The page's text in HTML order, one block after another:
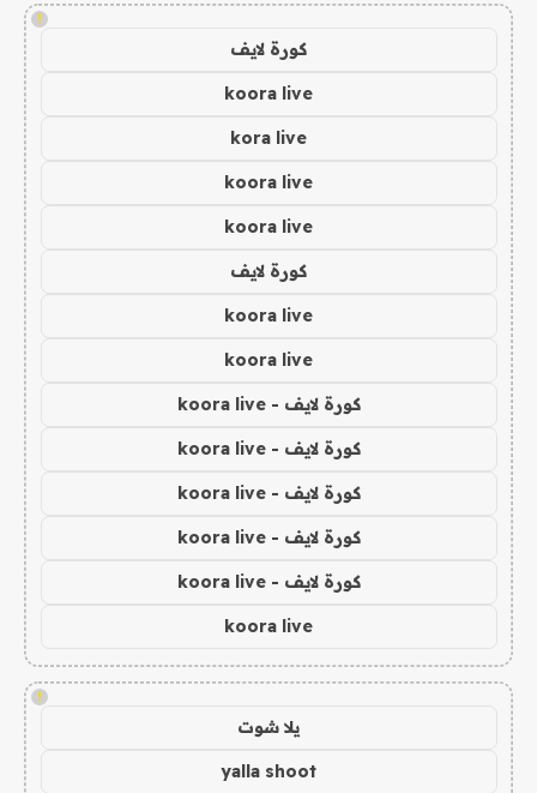
!
كورة لايف
koora live
kora live
koora live
koora live
كورة لايف
koora live
koora live
كورة لايف - koora live
كورة لايف - koora live
كورة لايف - koora live
كورة لايف - koora live
كورة لايف - koora live
koora live
!
يلا شوت
yalla shoot